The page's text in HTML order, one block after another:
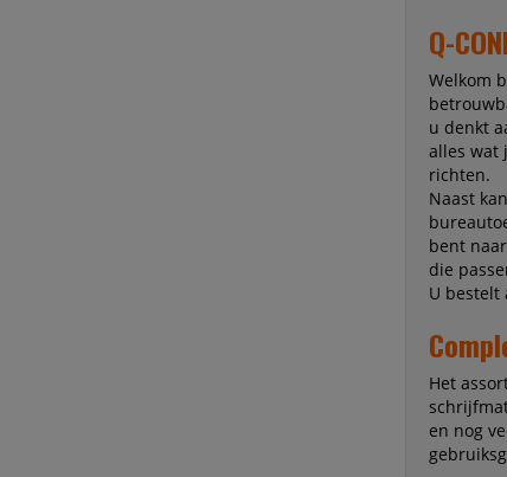
Q-
Welkom
u denkt
alles wat
richten.
Naast
bent
die
U bestelt
Het
en nog